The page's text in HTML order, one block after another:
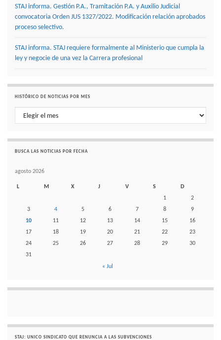
STAJ informa. Gestión P.A., Tramitación P.A. y Auxilio Judicial
convocatoria Orden JUS 1327/2022. Modificación relación aprobados
proceso selectivo.
STAJ informa. STAJ requiere formalmente al Ministerio que cumpla la
ley y negocie de una vez la Carrera profesional
HISTÓRICO DE NOTICIAS POR MES
Histórico de noticias por mes
BUSCA LAS NOTICIAS POR FECHA
agosto 2026
L M X J V S
D
1
2
3
4 5 6 7 8
9
10
11 12 13 14 15
16
17
18 19 20 21 22
23
24
25 26 27 28 29
30
31
« Jul
STAJ: UNICO SINDICATO QUE RENUNCIA A LAS SUBVENCIONES